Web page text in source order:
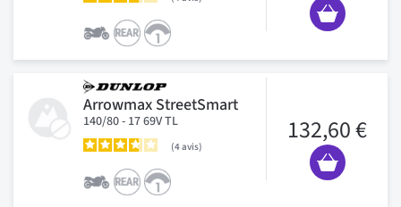
Arrowmax StreetSmart
140/80 - 17 69V TL
4avis
132,60 €